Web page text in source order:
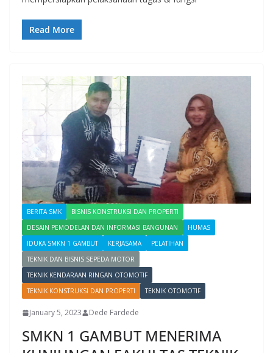
Read More
BERITA SMK
BISNIS KONSTRUKSI DAN PROPERTI
DESAIN PEMODELAN DAN INFORMASI BANGUNAN
HUMAS
IDUKA SMKN 1 GAMBUT
KERJASAMA
PELATIHAN
TEKNIK DAN BISNIS SEPEDA MOTOR
TEKNIK KENDARAAN RINGAN OTOMOTIF
TEKNIK KONSTRUKSI DAN PROPERTI
TEKNIK OTOMOTIF
January 5, 2023 Dede Fardede
SMKN 1 GAMBUT MENERIMA